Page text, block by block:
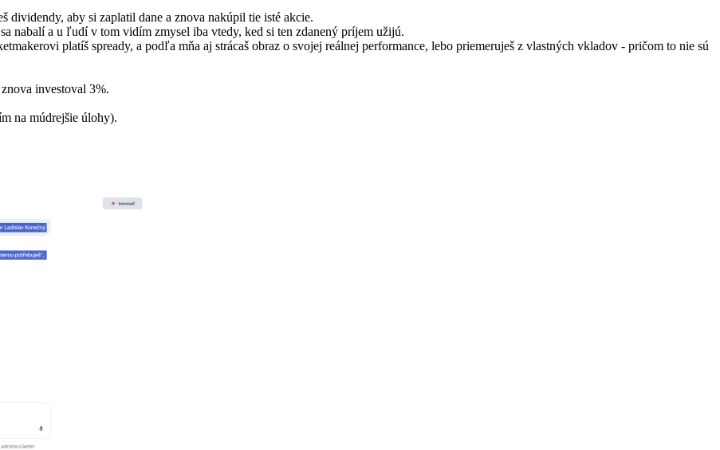
dividendy, aby si zaplatil dane a znova nakúpil tie isté akcie.
nabalí a u ľudí v tom vidím zmysel iba vtedy, ked si ten zdanený príjem užijú.
platíš spready, a podľa mňa aj strácaš obraz o svojej reálnej performance, lebo priemeruješ z vlastných vkladov - pričom to nie sú
investoval 3%.
na múdrejšie úlohy).